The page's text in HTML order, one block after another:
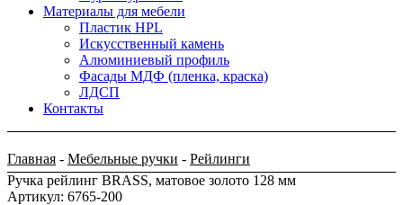
Материалы для мебели
Пластик HPL
Искусственный камень
Алюминиевый профиль
Фасады МДФ (пленка, краска)
ЛДСП
Контакты
Главная - Мебельные ручки - Рейлинги
Ручка рейлинг BRASS, матовое золото 128 мм
Артикул: 6765-200